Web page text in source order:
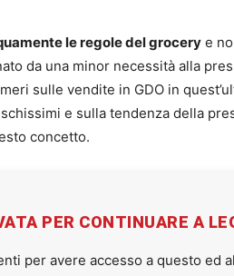
le regole del grocery e
da una minor necessità alla
sulle vendite in GDO in
e sulla tendenza della
concetto.
PER CONTINUARE A
per avere accesso a questo ed